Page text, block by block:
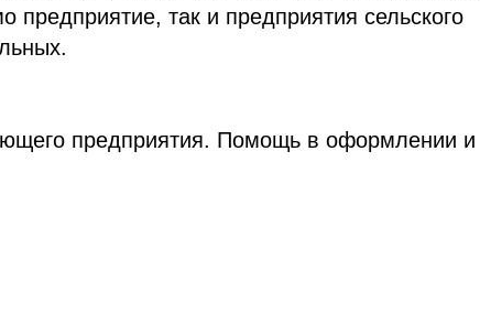
предприятие, так и предприятия сельского
предприятия. Помощь в оформлении и